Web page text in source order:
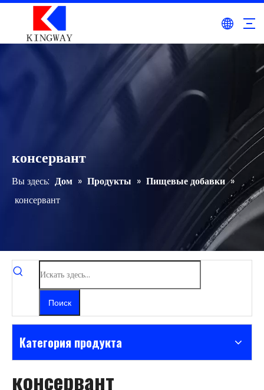
консервант
Вы здесь: Дом » Продукты » Пищевые добавки »
консервант
Поиск
Категория продукта
консервант